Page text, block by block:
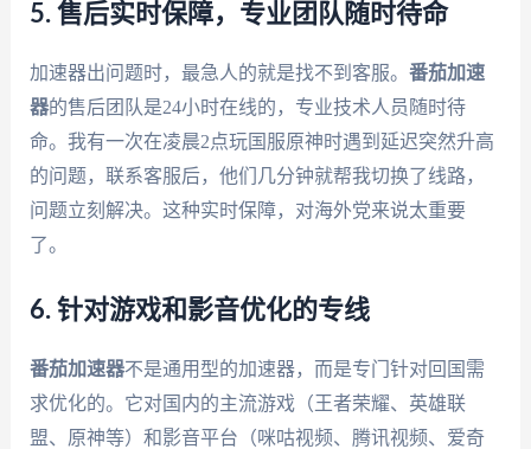
5. 售后实时保障，专业团队随时待命
加速器出问题时，最急人的就是找不到客服。 番茄加速
器的售后团队是24小时在线的，专业技术人员随时待
命。我有一次在凌晨2点玩国服原神时遇到延迟突然升高
的问题，联系客服后，他们几分钟就帮我切换了线路，
问题立刻解决。这种实时保障，对海外党来说太重要
了。
6. 针对游戏和影音优化的专线
番茄加速器不是通用型的加速器，而是专门针对回国需
求优化的。它对国内的主流游戏（王者荣耀、英雄联
盟、原神等）和影音平台（咪咕视频、腾讯视频、爱奇